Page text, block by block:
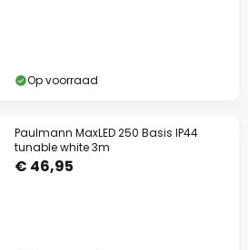
Op voorraad
Paulmann MaxLED 250 Basis IP44
tunable white 3m
€ 46,95